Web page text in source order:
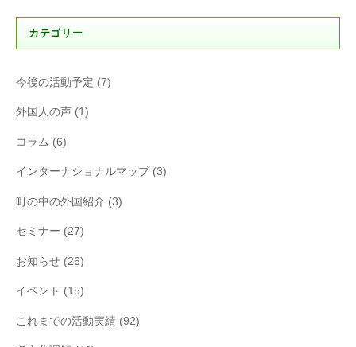
カテゴリー
今後の活動予定 (7)
外国人の声 (1)
コラム (6)
インターナショナルマップ (3)
町の中の外国紹介 (3)
セミナー (27)
お知らせ (26)
イベント (15)
これまでの活動実績 (92)